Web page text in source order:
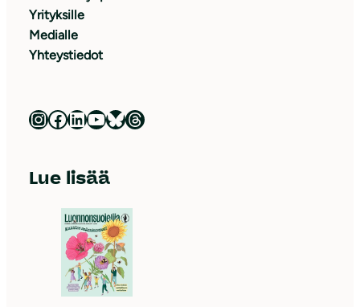
Yrityksille
Medialle
Yhteystiedot
Luonnonsuojeluliitto Instagramissa Luonnonsuojeluliitto Facebookissa Luonnonsuojeluliitto LinkedInissä Luonnonsuojeluliiton YouTube-kanava Luonnonsuojeluliitto Blueskyssa Luonnonsuojeluliitto Threadsissa
Lue lisää